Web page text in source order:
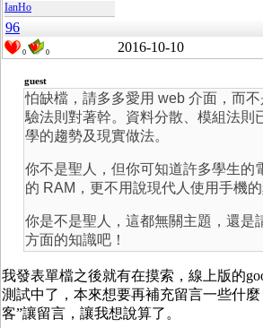
IanHo
96
0 0 2016-10-10
guest
怕缺檔，請多多愛用 web 介面，而
驗法則對著幹。資料分散、模組法則
學的趨勢及現實做法。
你不是聖人，但你可知道許多學生的
的 RAM，更不用說現代人使用手機的
你是不是聖人，這都無關主題，還是
方面的知識吧！
我發表單檔之後就有在摸索，線上版的
測試中了，本來想要再補充留言一些什
客”讓留言，讓我想說算了。